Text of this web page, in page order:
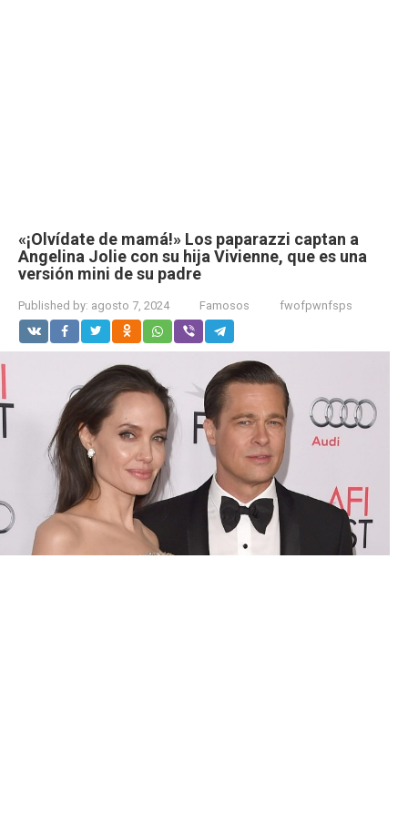
«¡Olvídate de mamá!» Los paparazzi captan a
Angelina Jolie con su hija Vivienne, que es una
versión mini de su padre
Published by: agosto 7, 2024 Famosos fwofpwnfsps